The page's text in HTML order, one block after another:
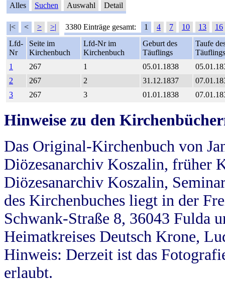
Alles Suchen Auswahl Detail
|< < > >| 3380 Einträge gesamt: 1 4 7 10 13
16
Lfd-
Nr
Seite im
Kirchenbuch
Lfd-Nr im
Kirchenbuch
Geburt des
Täuflings
Taufe
Täuflings
1
267 1 05.01.1838
2
267 2 31.12.1837
3
267 3 01.01.1838
Hinweise zu den
Das Original-Kirchenbuch von
Diözesanarchiv Koszalin, früher
Diözesanarchiv Koszalin,
des Kirchenbuches liegt in der
Schwank-Straße 8, 36043 Fulda
Heimatkreises Deutsch Krone,
Hinweis: Derzeit ist das
erlaubt.